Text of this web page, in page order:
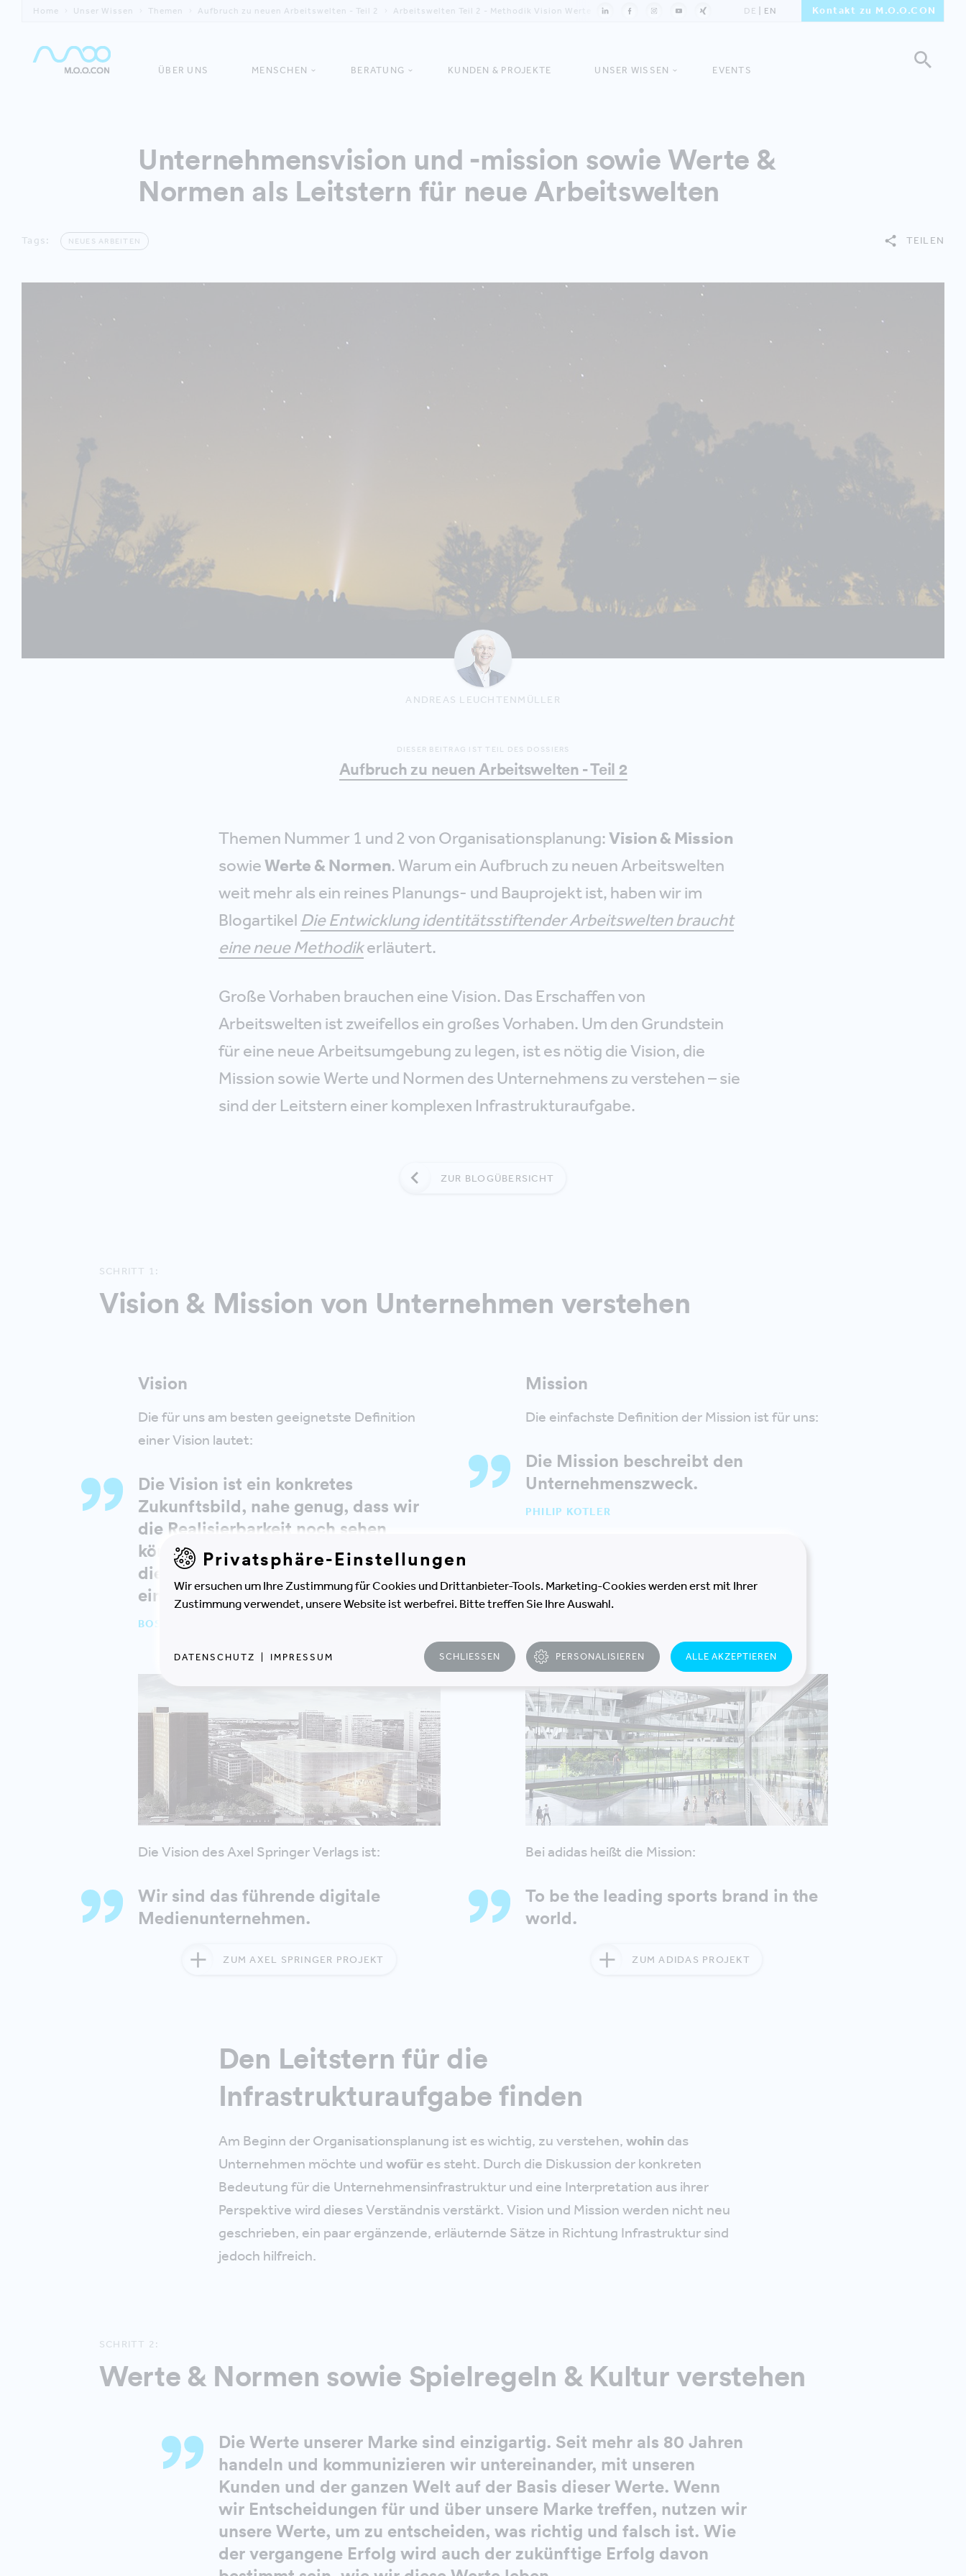
Home Unser Wissen Themen Aufbruch zu neuen Arbeitswelten - Teil 2 Arbeitswelten Teil 2 - Methodik Vision Werte DE EN Kontakt zu M.O.O.CON
ÜBER UNS MENSCHEN BERATUNG KUNDEN & PROJEKTE UNSER WISSEN EVENTS
Unternehmensvision und -mission sowie Werte &
Normen als Leitstern für neue Arbeitswelten
Tags: NEUES ARBEITEN TEILEN
ANDREAS LEUCHTENMÜLLER
DIESER BEITRAG IST TEIL DES DOSSIERS
Aufbruch zu neuen Arbeitswelten - Teil 2
Themen Nummer 1 und 2 von Organisationsplanung:Vision & Mission
sowieWerte & Normen. Warum ein Aufbruch zu neuen Arbeitswelten
weit mehr als ein reines Planungs- und Bauprojekt ist, haben wir im
Blogartikel Die Entwicklung identitätsstiftender Arbeitswelten braucht
eine neue Methodikerläutert.
Große Vorhaben brauchen eine Vision. Das Erschaffen von
Arbeitswelten ist zweifellos ein großes Vorhaben. Um den Grundstein
für eine neue Arbeitsumgebung zu legen, ist es nötig die Vision, die
Mission sowie Werte und Normen des Unternehmens zu verstehen – sie
sind der Leitstern einer komplexen Infrastrukturaufgabe.
ZUR BLOGÜBERSICHT
SCHRITT 1:
Vision & Mission von Unternehmen verstehen
Vision
Die für uns am besten geeignetste Definition
einer Vision lautet:
Die Vision ist ein konkretes
Zukunftsbild, nahe genug, dass wir
die Realisierbarkeit noch sehen
können, aber schon fern genug, um
die Begeisterung der Organisation für
eine neue Wirklichkeit zu wecken.
BOSTON CONSULTING GROUP
Mission
Die einfachste Definition der Mission ist für uns:
Die Mission beschreibt den
Unternehmenszweck.
PHILIP KOTLER
Die Vision des Axel Springer Verlags ist:
Wir sind das führende digitale
Medienunternehmen.
ZUM AXEL SPRINGER PROJEKT
Bei adidas heißt die Mission:
To be the leading sports brand in the
world.
ZUM ADIDAS PROJEKT
Den Leitstern für die
Infrastrukturaufgabe finden
Am Beginn der Organisationsplanung ist es wichtig, zu verstehen, wohin das
Unternehmen möchte und wofüres steht. Durch die Diskussion der konkreten
Bedeutung für die Unternehmensinfrastruktur und eine Interpretation aus ihrer
Perspektive wird dieses Verständnis verstärkt. Vision und Mission werden nicht neu
geschrieben, ein paar ergänzende, erläuternde Sätze in Richtung Infrastruktur sind
jedoch hilfreich.
SCHRITT 2:
Werte & Normen sowie Spielregeln & Kultur verstehen
Die Werte unserer Marke sind einzigartig. Seit mehr als 80 Jahren
handeln und kommunizieren wir untereinander, mit unseren
Kunden und der ganzen Welt auf der Basis dieser Werte. Wenn
wir Entscheidungen für und über unsere Marke treffen, nutzen wir
unsere Werte, um zu entscheiden, was richtig und falsch ist. Wie
der vergangene Erfolg wird auch der zukünftige Erfolg davon
Privatsphäre-Einstellungen
Wir ersuchen um Ihre Zustimmung für Cookies und Drittanbieter-Tools. Marketing-Cookies werden erst mit Ihrer
Zustimmung verwendet, unsere Website ist werbefrei. Bitte treffen Sie Ihre Auswahl.
DATENSCHUTZ IMPRESSUM SCHLIESSEN PERSONALISIEREN ALLE AKZEPTIEREN